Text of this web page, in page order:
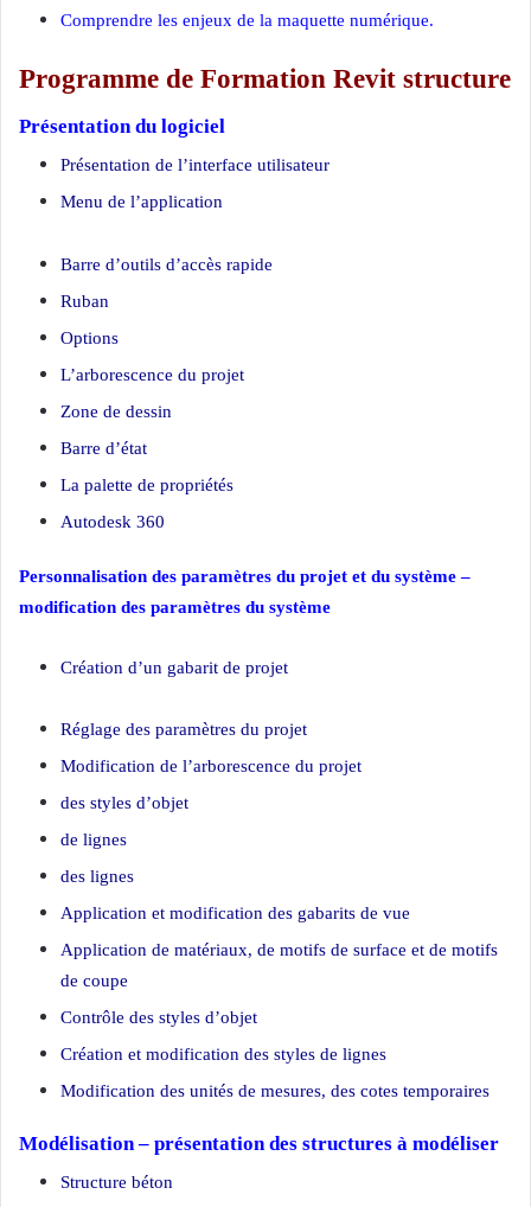
Comprendre les enjeux de la maquette numérique.
Programme de Formation Revit structure
Présentation du logiciel
Présentation de l’interface utilisateur
Menu de l’application
Barre d’outils d’accès rapide
Ruban
Options
L’arborescence du projet
Zone de dessin
Barre d’état
La palette de propriétés
Autodesk 360
Personnalisation des paramètres du projet et du système –
modification des paramètres du système
Création d’un gabarit de projet
Réglage des paramètres du projet
Modification de l’arborescence du projet
des styles d’objet
de lignes
des lignes
Application et modification des gabarits de vue
Application de matériaux, de motifs de surface et de motifs
de coupe
Contrôle des styles d’objet
Création et modification des styles de lignes
Modification des unités de mesures, des cotes temporaires
Modélisation – présentation des structures à modéliser
Structure béton